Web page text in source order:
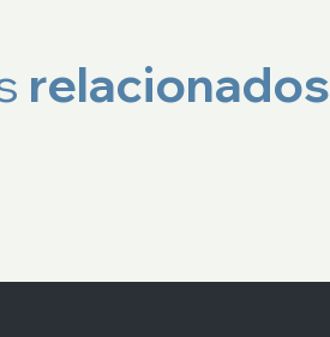
relacionados